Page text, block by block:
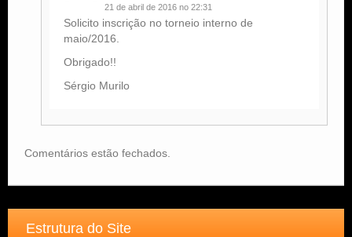
21 de abril de 2016 no 22:31
Solicito inscrição no torneio interno de
maio/2016.
Obrigado!!
Sérgio Murilo
Comentários estão fechados.
Estrutura do Site